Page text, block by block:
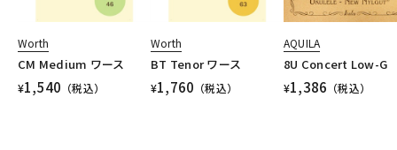
Worth
CM Medium ワース
¥1,540 （税込）
Worth
BT Tenor ワース
¥1,760 （税込）
AQUILA
8U Concert Low-G
¥1,386 （税込）